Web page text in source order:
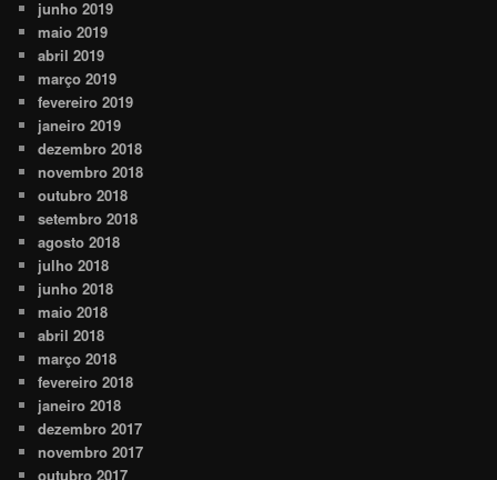
junho 2019
maio 2019
abril 2019
março 2019
fevereiro 2019
janeiro 2019
dezembro 2018
novembro 2018
outubro 2018
setembro 2018
agosto 2018
julho 2018
junho 2018
maio 2018
abril 2018
março 2018
fevereiro 2018
janeiro 2018
dezembro 2017
novembro 2017
outubro 2017